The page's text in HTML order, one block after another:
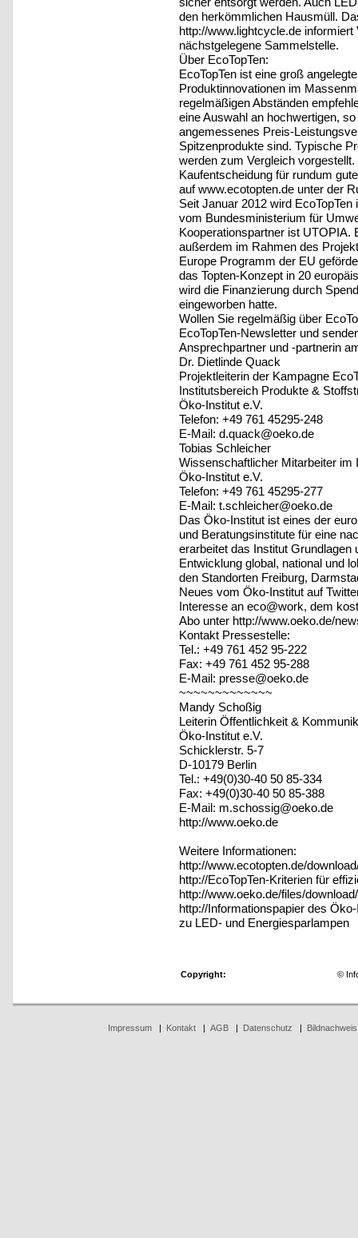
den herkömmlichen Hausmüll.
http://www.lightcycle.de
nächstgelegene Sammelstelle.
Über EcoTopTen:
EcoTopTen ist eine groß
Produktinnovationen im
regelmäßigen Abständen
eine Auswahl an hochwertigen,
angemessenes Preis-
Spitzenprodukte sind. Typische
werden zum Vergleich
Kaufentscheidung für rundum
auf www.ecotopten.de unter der
Seit Januar 2012 wird
vom Bundesministerium für
Kooperationspartner ist UTOPIA.
außerdem im Rahmen des
Europe Programm der EU
das Topten-Konzept in 20
wird die Finanzierung durch
eingeworben hatte.
Wollen Sie regelmäßig über
EcoTopTen-Newsletter und
Ansprechpartner und -partnerin
Dr. Dietlinde Quack
Projektleiterin der Kampagne
Institutsbereich Produkte &
Öko-Institut e.V.
Telefon: +49 761 45295-248
E-Mail: d.quack@oeko.de
Tobias Schleicher
Wissenschaftlicher Mitarbeiter
Öko-Institut e.V.
Telefon: +49 761 45295-277
E-Mail: t.schleicher@oeko.de
Das Öko-Institut ist eines der
und Beratungsinstitute für eine
erarbeitet das Institut Grundlagen
Entwicklung global, national und
den Standorten Freiburg,
Neues vom Öko-Institut auf
Interesse an eco@work, dem
Abo unter http://www.oeko.de/
Kontakt Pressestelle:
Tel.: +49 761 452 95-222
Fax: +49 761 452 95-288
E-Mail: presse@oeko.de
~~~~~~~~~~~~~
Mandy Schoßig
Leiterin Öffentlichkeit &
Öko-Institut e.V.
Schicklerstr. 5-7
D-10179 Berlin
Tel.: +49(0)30-40 50 85-334
Fax: +49(0)30-40 50 85-388
E-Mail: m.schossig@oeko.de
http://www.oeko.de
Weitere Informationen:
http://www.ecotopten.de/
http://EcoTopTen-Kriterien für
http://www.oeko.de/files/
http://Informationspapier des
zu LED- und Energiesparlampen
Copyright: ©
Impressum| Kontakt| AGB| Datenschutz Bildnachweis